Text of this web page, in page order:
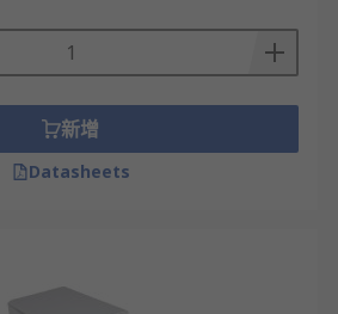
新增
Datasheets